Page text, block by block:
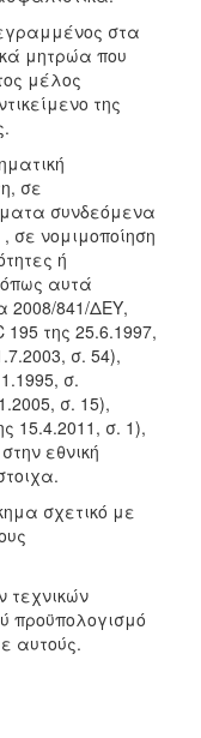
στα
μητρώα που
μέλος
της
σε
συνδεόμενα
σε νομιμοποίηση
ή
αυτά
2008/841/ΔΕΥ,
της 25.6.1997,
σ. 54),
σ.
σ. 15),
15.4.2011, σ. 1),
εθνική
σχετικό με
τεχνικών
προϋπολογισμό
αυτούς.